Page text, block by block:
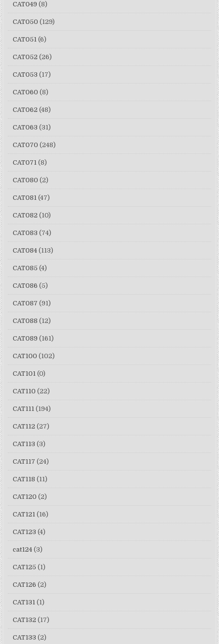
CAT049 (8)
CAT050 (129)
CAT051 (6)
CAT052 (26)
CAT053 (17)
CAT060 (8)
CAT062 (48)
CAT063 (31)
CAT070 (248)
CAT071 (8)
CAT080 (2)
CAT081 (47)
CAT082 (10)
CAT083 (74)
CAT084 (113)
CAT085 (4)
CAT086 (5)
CAT087 (91)
CAT088 (12)
CAT089 (161)
CAT100 (102)
CAT101 (0)
CAT110 (22)
CAT111 (194)
CAT112 (27)
CAT113 (3)
CAT117 (24)
CAT118 (11)
CAT120 (2)
CAT121 (16)
CAT123 (4)
cat124 (3)
CAT125 (1)
CAT126 (2)
CAT131 (1)
CAT132 (17)
CAT133 (2)